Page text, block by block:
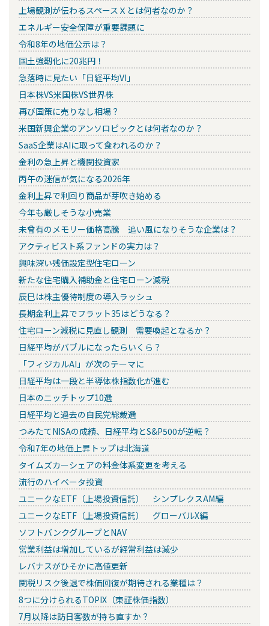
上場観測が伝わるスペースＸとは何者なのか？
エネルギー安全保障が重要課題に
令和8年の地価公示は？
国土強靭化に20兆円！
急落時に見たい「日経平均VI」
日本株VS米国株VS世界株
再び国策に売りなし相場？
米国新興企業のアンソロピックとは何者なのか？
SaaS企業はAIに取って食われるのか？
金利の急上昇と機関投資家
丙午の迷信が気になる2026年
金利上昇で利回り商品が芽吹き始める
今年も厳しそうな小売業
未曾有のメモリー価格高騰 追い風になりそうな企業は？
アクティビスト系ファンドの実力は？
興味深い残価設定型住宅ローン
新たな住宅購入補助金と住宅ローン減税
辰巳は株主優待制度の導入ラッシュ
長期金利上昇でフラット35はどうなる？
住宅ローン減税に見直し観測 需要喚起となるか？
日経平均がバブルになったらいくら？
「フィジカルAI」が次のテーマに
日経平均は一段と半導体株指数化が進む
日本のニッチトップ10選
日経平均と過去の自民党総裁選
つみたてNISAの成績、日経平均とS&P500が逆転？
令和7年の地価上昇トップは北海道
タイムズカーシェアの料金体系変更を考える
流行のハイベータ投資
ユニークなETF（上場投資信託） シンプレクスAM編
ユニークなETF（上場投資信託） グローバルX編
ソフトバンクグループとNAV
営業利益は増加しているが経常利益は減少
レバナスがひそかに高値更新
関税リスク後退で株価回復が期待される業種は？
8つに分けられるTOPIX（東証株価指数）
7月以降は訪日客数が持ち直すか？